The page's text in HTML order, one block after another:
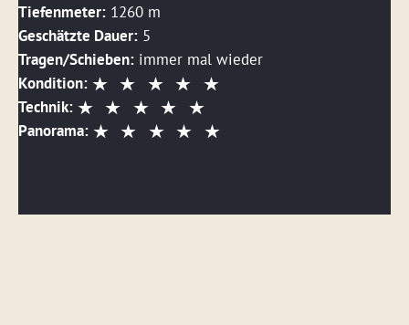
Tiefenmeter: 1260 m
Geschätzte Dauer: 5
Tragen/Schieben: immer mal wieder
Kondition:
Technik:
Panorama: